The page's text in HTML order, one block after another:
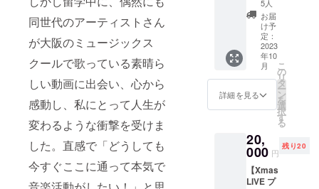
同世代のアーティストさん
が大阪のミュージックス
クールで歌っている素晴ら
しい動画に出会い、心から
感動し、私にとって人生が
変わるような衝撃を受けま
した。直感で「どうしても
今すぐここに通って本気で
立てて
の撮影
はお断
りさせ
て頂き
ます。
【入場
時、会
場内に
おける
・ご入
場いた
だいた
順でお
席をお
・会場
内に録
音、録
画、複
写に使
用する
機材(カ
メラ、
レコー
ダー、
等録音
機器)を
持ち込
んでい
ただく
Future
Code
ビー (ロ
ゴ色：
イエ
ロー) ・
ブラッ
ク (ロゴ
色：ホ
ワイト)
■サイズ
す 【S
size】
身丈 66
身巾49
肩巾44
ツー
ショッ
トが撮
影でき
るプラ
ンで
す。 ※
チケッ
必ずチ
ケット
を購入
済みも
しくは
ターン
内容：
①Ache
rieより
サン
キュー
カード
を同
封。 ②
オリジ
スト
カード2
枚組 (画
像参
照・サ
5人
お届
け予
定：
2023
年10
月
詳細を見る
こ
の
リ
タ
ー
ン
を
選
択
す
る
20,
000 円
残り20
【Xmas
LIVE プ